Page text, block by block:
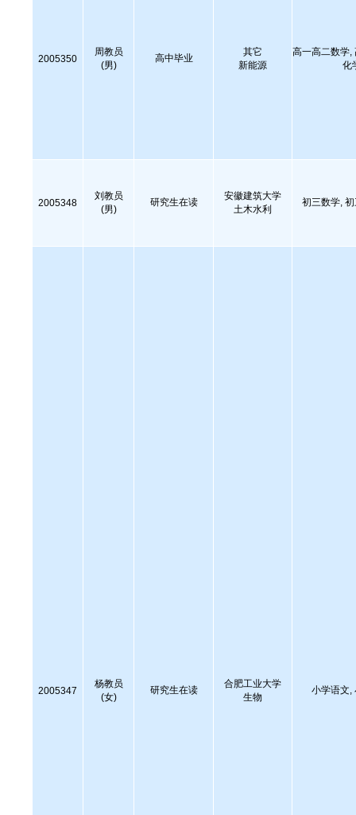
2005350
周教员
(男)
高中毕业
其它
新能源
高一高二数学,
化
2005348
刘教员
(男)
研究生在读
安徽建筑大学
土木水利
初三数学,
2005347
杨教员
(女)
研究生在读
合肥工业大学
生物
小学语文,